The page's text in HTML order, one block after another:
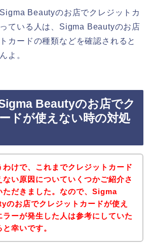
Beautyのお店でクレジットカ
ている人は、Sigma Beautyのお店
カードの種類などを確認されると
よ。
Beautyのお店でク
ドが使えない時の対処
わけで、これまでクレジットカード
ない原因についていくつかご紹介さ
ただきました。なので、Sigma
のお店でクレジットカードが使え
ラーが発生した人は参考にしていた
と幸いです。